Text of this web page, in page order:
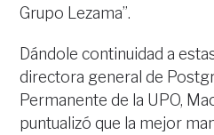
Grupo Lezama”.
Dándole continuidad a
directora general de
Permanente de la UPO,
puntualizó que la mejor